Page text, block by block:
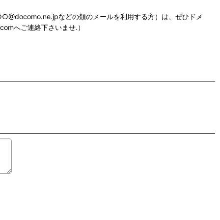
などの類のメールを利用する方）は、ぜひドメ
へご連絡下さいませ.）